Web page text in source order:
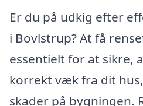
Er du på udkig efter
i Bovlstrup? At få
essentielt for at sikre,
korrekt væk fra dit
skader på bygningen.